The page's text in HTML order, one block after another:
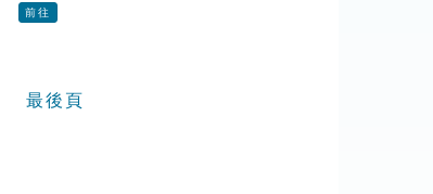
前往
最後頁